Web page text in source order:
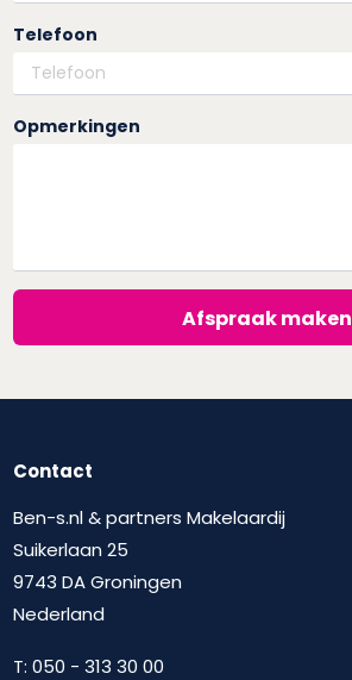
Telefoon
Opmerkingen
Afspraak maken
Contact
Ben-s.nl & partners Makelaardij
Suikerlaan 25
9743 DA Groningen
Nederland
T:050 - 313 30 00